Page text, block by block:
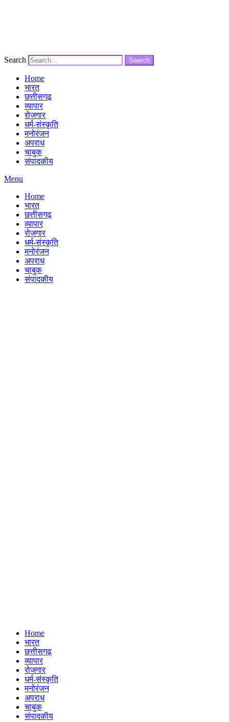
Search Search
Home
भारत
छत्तीसगढ़
व्यापार
रोजगार
धर्म-संस्कृति
मनोरंजन
अपराध
चाबुक
संपादकीय
Menu
Home
भारत
छत्तीसगढ़
व्यापार
रोजगार
धर्म-संस्कृति
मनोरंजन
अपराध
चाबुक
संपादकीय
Home
भारत
छत्तीसगढ़
व्यापार
रोजगार
धर्म-संस्कृति
मनोरंजन
अपराध
चाबुक
संपादकीय